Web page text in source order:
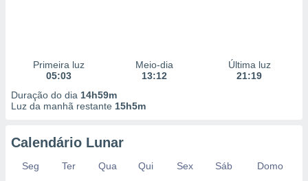
Primeira luz
05:03
Meio-dia
13:12
Última luz
21:19
Duração do dia 14h59m
Luz da manhã restante 15h5m
Calendário Lunar
Seg Ter Qua Qui Sex Sáb
Domo